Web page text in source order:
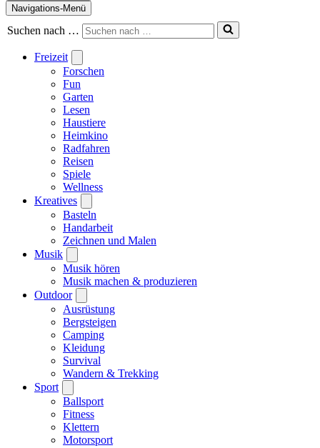
Navigations-Menü
Suchen nach …
Freizeit
Forschen
Fun
Garten
Lesen
Haustiere
Heimkino
Radfahren
Reisen
Spiele
Wellness
Kreatives
Basteln
Handarbeit
Zeichnen und Malen
Musik
Musik hören
Musik machen & produzieren
Outdoor
Ausrüstung
Bergsteigen
Camping
Kleidung
Survival
Wandern & Trekking
Sport
Ballsport
Fitness
Klettern
Motorsport